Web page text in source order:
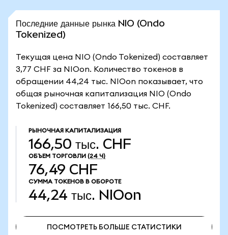
Последние данные рынка NIO (Ondo
Tokenized)
Текущая цена NIO (Ondo Tokenized) составляет
3,77 CHF за NIOon. Количество токенов в
обращении 44,24 тыс. NIOon показывает, что
общая рыночная капитализация NIO (Ondo
Tokenized) составляет 166,50 тыс. CHF.
РЫНОЧНАЯ КАПИТАЛИЗАЦИЯ
166,50 тыс. CHF
ОБЪЕМ ТОРГОВЛИ (24 Ч)
76,49 CHF
СУММА ТОКЕНОВ В ОБОРОТЕ
44,24 тыс. NIOon
ПОСМОТРЕТЬ БОЛЬШЕ СТАТИСТИКИ